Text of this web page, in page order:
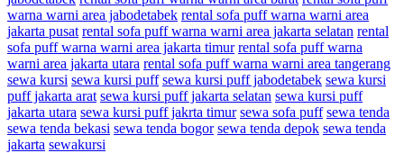
warna warni area jabodetabek rental sofa puff warna warni area
jakarta pusat rental sofa puff warna warni area jakarta selatan rental
sofa puff warna warni area jakarta timur rental sofa puff warna
warni area jakarta utara rental sofa puff warna warni area tangerang
sewa kursi sewa kursi puff sewa kursi puff jabodetabek sewa kursi
puff jakarta arat sewa kursi puff jakarta selatan sewa kursi puff
jakarta utara sewa kursi puff jakrta timur sewa sofa puff sewa tenda
sewa tenda bekasi sewa tenda bogor sewa tenda depok sewa tenda
jakarta sewakursi